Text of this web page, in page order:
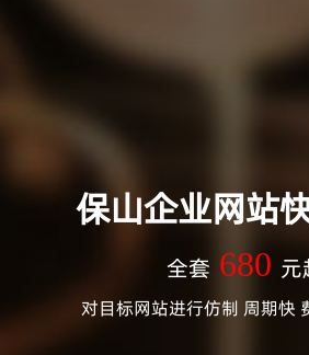
保山企业网站
全套 680 元
对目标网站进行仿制 周期快